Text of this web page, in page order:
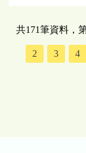
共171筆資料，
2 3 4